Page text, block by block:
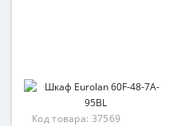
Код товара: 37569